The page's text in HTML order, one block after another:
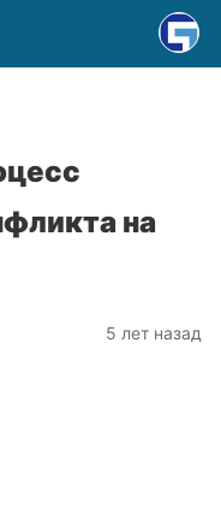
на
5 лет назад